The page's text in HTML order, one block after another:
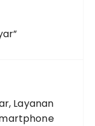
Layanan